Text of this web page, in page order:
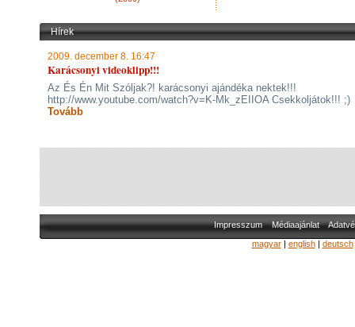
Hírek
2009. december 8. 16:47
Karácsonyi videoklipp!!!
Az És Én Mit Szóljak?! karácsonyi ajándéka nektek!!!
http://www.youtube.com/watch?v=K-Mk_zEIIOA Csekkoljátok!!! ;)
Tovább
Impresszum Médiaajánlat
magyar| english| deutsch